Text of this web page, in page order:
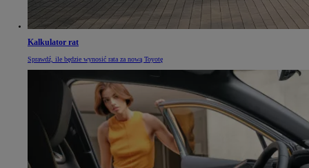
Kalkulator rat
Sprawdź, ile będzie wynosić rata za nową Toyotę